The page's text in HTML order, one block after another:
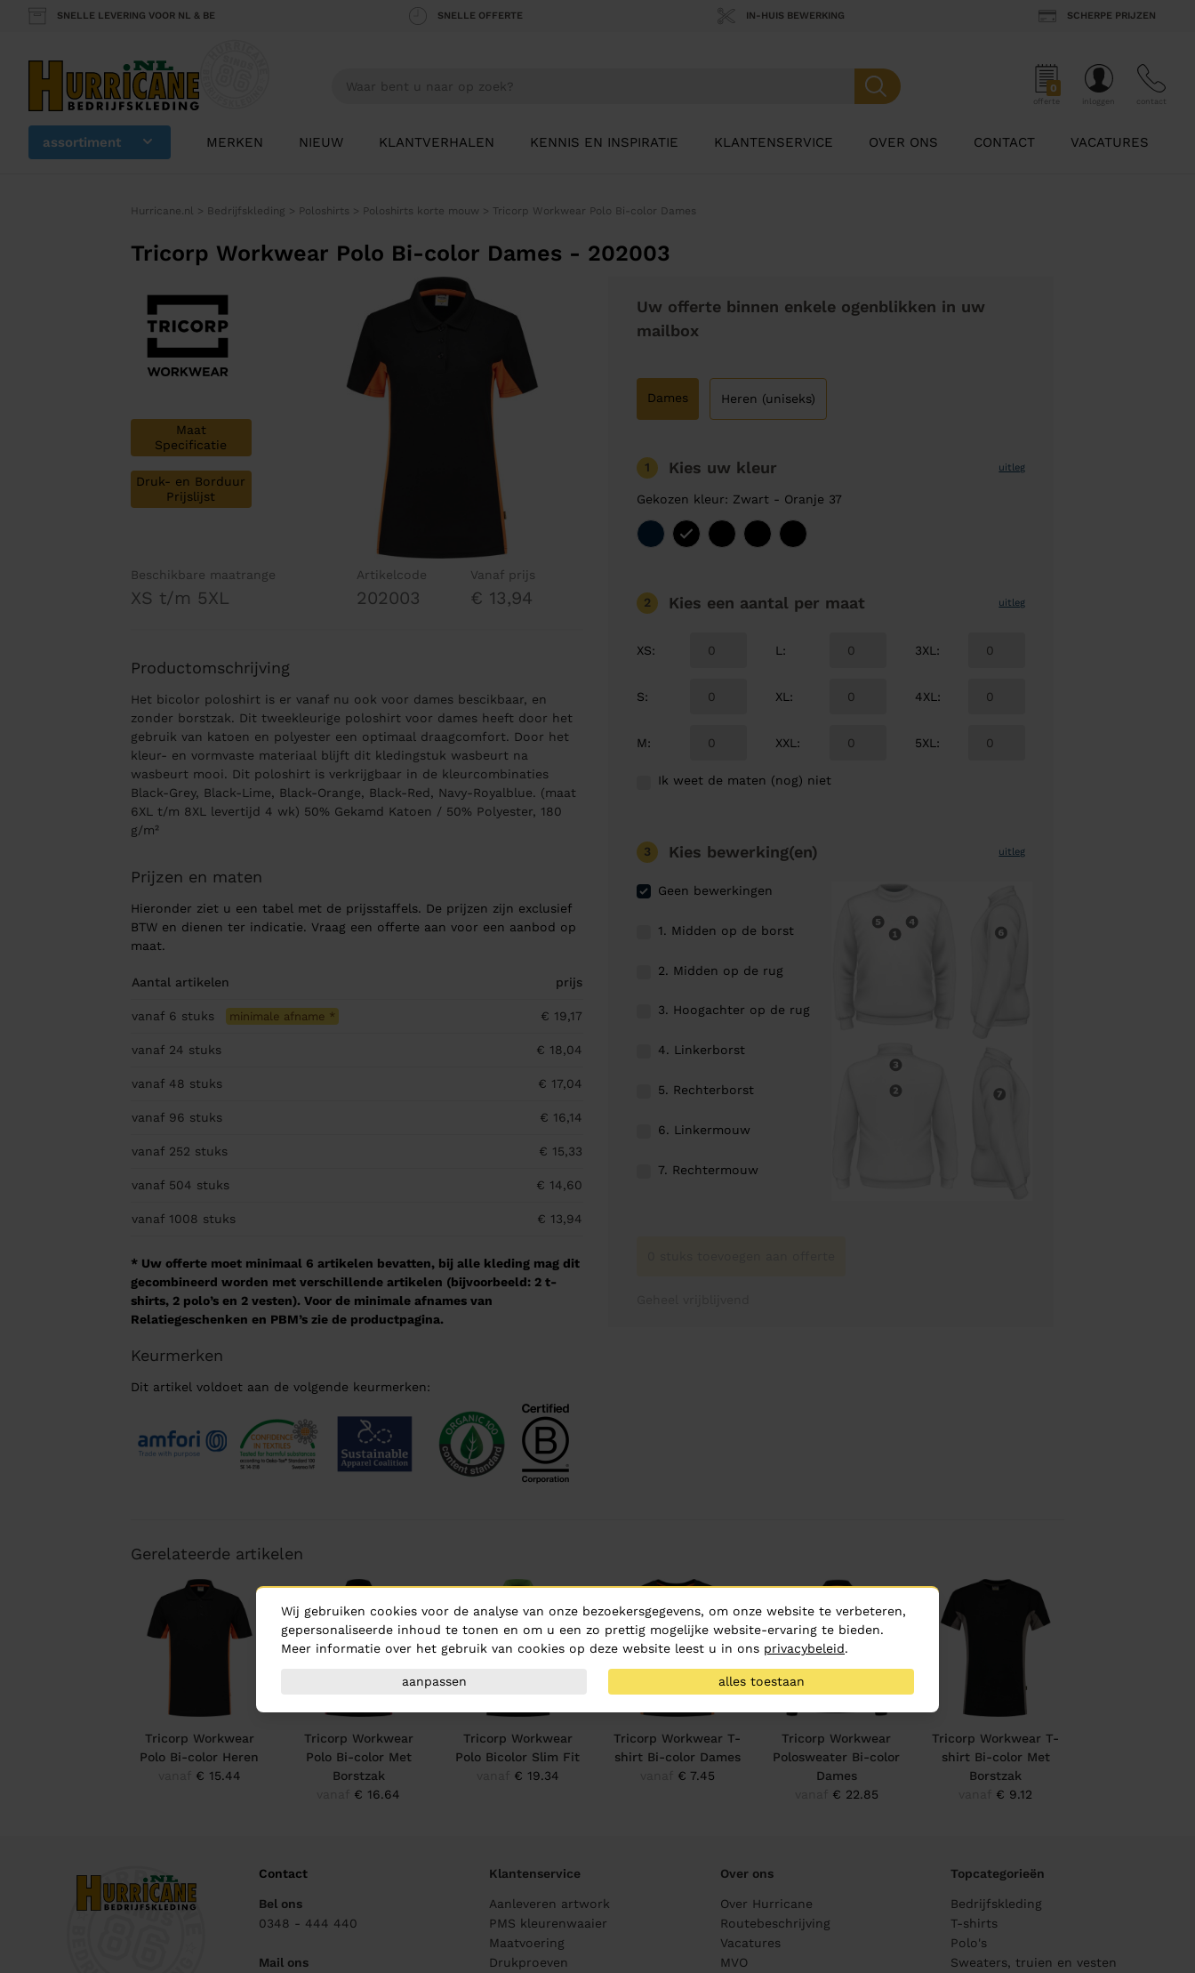
SNELLE LEVERING VOOR NL & BE SNELLE OFFERTE IN-HUIS BEWERKING SCHERPE PRIJZEN
0
offerte inloggen contact
assortiment MERKEN NIEUW KLANTVERHALEN KENNIS EN INSPIRATIE KLANTENSERVICE OVER ONS CONTACT VACATURES
Hurricane.nl > Bedrijfskleding > Poloshirts > Poloshirts korte mouw > Tricorp Workwear Polo Bi-color Dames
Tricorp Workwear Polo Bi-color Dames - 202003
Maat
Specificatie
Druk- en Borduur
Prijslijst
Beschikbare maatrange
XS t/m 5XL
Artikelcode
202003
Vanaf prijs
€ 13,94
Productomschrijving
Het bicolor poloshirt is er vanaf nu ook voor dames bescikbaar, en
zonder borstzak. Dit tweekleurige poloshirt voor dames heeft door het
gebruik van katoen en polyester een optimaal draagcomfort. Door het
kleur- en vormvaste materiaal blijft dit kledingstuk wasbeurt na
wasbeurt mooi. Dit poloshirt is verkrijgbaar in de kleurcombinaties
Black-Grey, Black-Lime, Black-Orange, Black-Red, Navy-Royalblue. (maat
6XL t/m 8XL levertijd 4 wk) 50% Gekamd Katoen / 50% Polyester, 180
g/m²
Prijzen en maten
Hieronder ziet u een tabel met de prijsstaffels. De prijzen zijn exclusief
BTW en dienen ter indicatie. Vraag een offerte aan voor een aanbod op
maat.
Aantal artikelen prijs
vanaf 6 stuks minimale afname * € 19,17
vanaf 24 stuks € 18,04
vanaf 48 stuks € 17,04
vanaf 96 stuks € 16,14
vanaf 252 stuks € 15,33
vanaf 504 stuks € 14,60
vanaf 1008 stuks € 13,94
* Uw offerte moet minimaal 6 artikelen bevatten, bij alle kleding mag dit
gecombineerd worden met verschillende artikelen (bijvoorbeeld: 2 t-
shirts, 2 polo’s en 2 vesten). Voor de minimale afnames van
Relatiegeschenken en PBM’s zie de productpagina.
Keurmerken
Dit artikel voldoet aan de volgende keurmerken:
Uw offerte binnen enkele ogenblikken in uw
mailbox
Dames Heren (uniseks)
1 Kies uw kleur uitleg
Gekozen kleur: Zwart - Oranje 37
2 Kies een aantal per maat uitleg
XS:
S:
M:
L :
XL :
XXL :
3XL :
4XL :
5XL :
Ik weet de maten (nog) niet
3 Kies bewerking(en) uitleg
Geen bewerkingen
1. Midden op de borst
2. Midden op de rug
3. Hoogachter op de rug
4. Linkerborst
5. Rechterborst
6. Linkermouw
7. Rechtermouw
Gerelateerde artikelen
Tricorp Workwear
Polo Bi-color Heren
€ 15.44
Tricorp Workwear
Polo Bi-color Met
Borstzak
€ 16.64
Tricorp Workwear
Polo Bicolor Slim Fit
€ 19.34
Tricorp Workwear T-
shirt Bi-color Dames
€ 7.45
Tricorp Workwear
Polosweater Bi-color
Dames
€ 22.85
Tricorp Workwear T-
shirt Bi-color Met
Borstzak
€ 9.12
Contact
Bel ons
0348 - 444 440
Mail ons
Klantenservice
Aanleveren artwork
PMS kleurenwaaier
Maatvoering
Drukproeven
Over ons
Over Hurricane
Routebeschrijving
Vacatures
MVO
Topcategorieën
Bedrijfskleding
T-shirts
Polo's
Sweaters, truien en vesten
Wij gebruiken cookies voor de analyse van onze bezoekersgegevens, om onze website te verbeteren,
gepersonaliseerde inhoud te tonen en om u een zo prettig mogelijke website-ervaring te bieden.
Meer informatie over het gebruik van cookies op deze website leest u in ons privacybeleid.
aanpassen alles toestaan